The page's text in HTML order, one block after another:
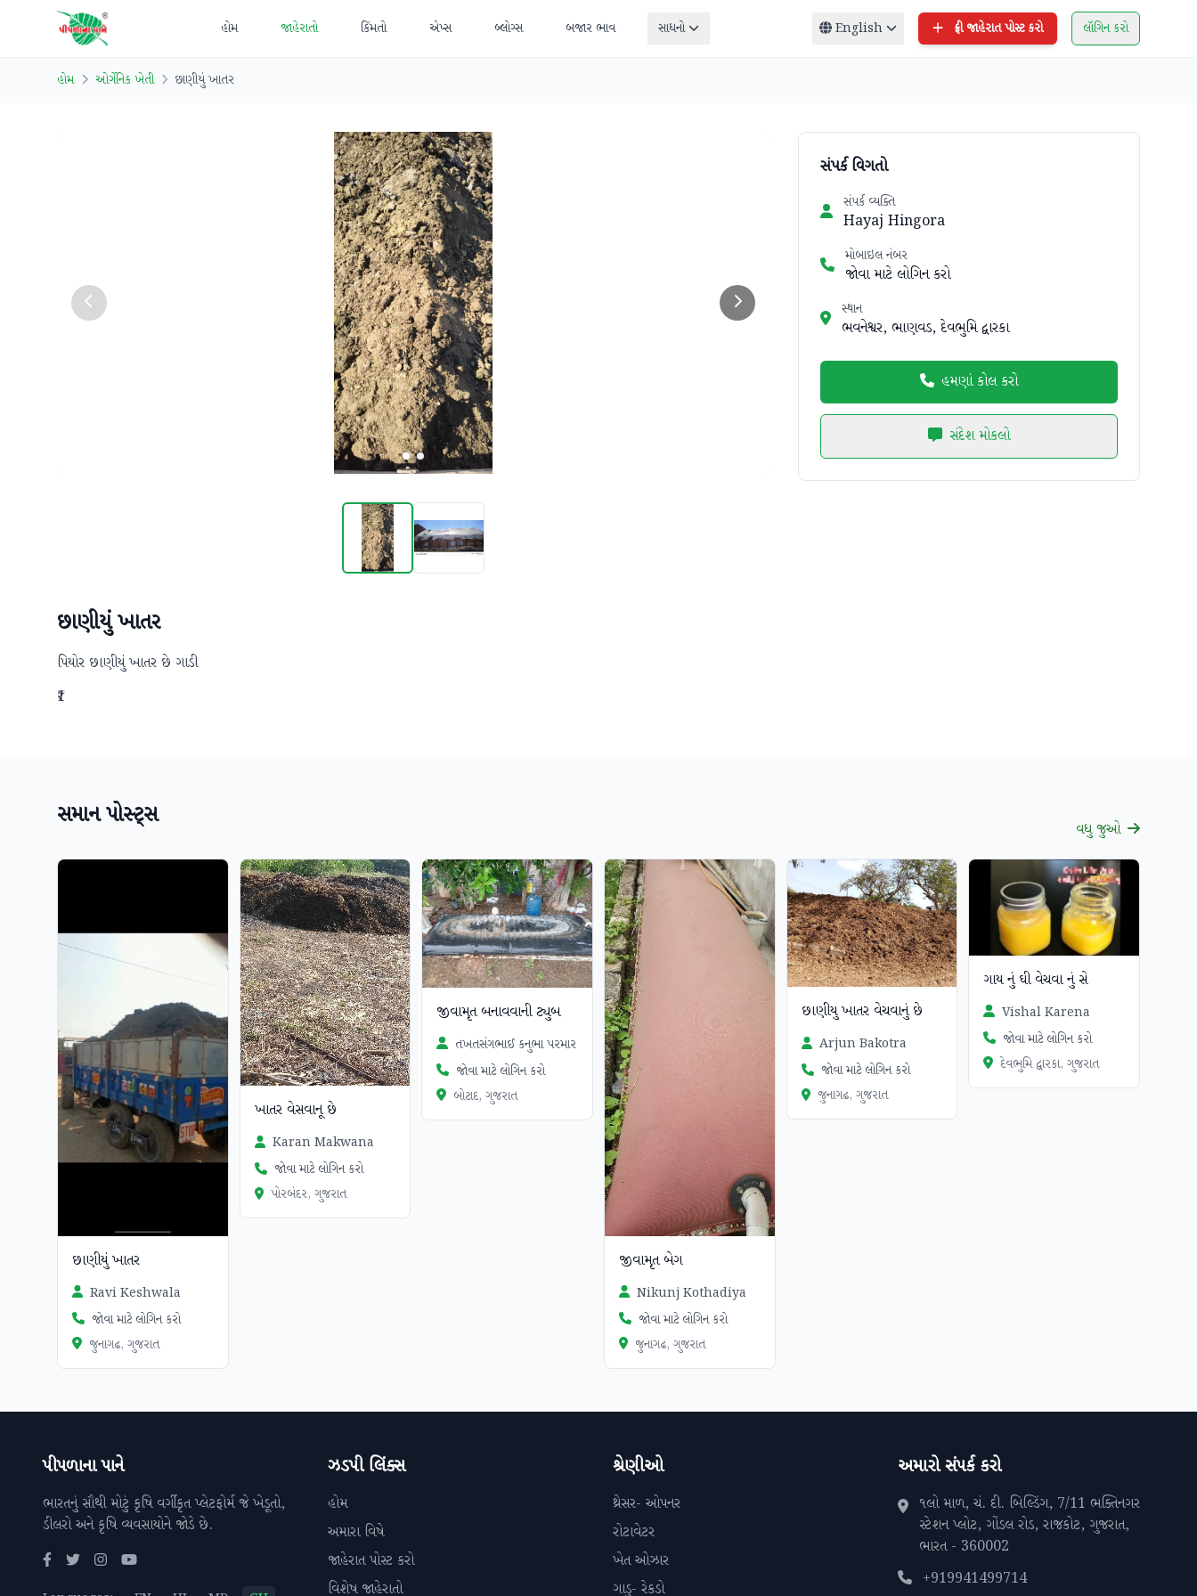
હોમ જાહેરાતો કિંમતો એપ્સ બ્લોગ્સ બજાર ભાવ સાધનો English ફ્રી જાહેરાત પોસ્ટ કરો લૉગિન કરો
હોમ ઓર્ગેનિક ખેતી છાણીયું ખાતર
છાણીયું ખાતર
પિયોર છાણીયું ખાતર છે ગાડી
₹1
સંપર્ક વિગતો
સંપર્ક વ્યક્તિ
Hayaj Hingora
મોબાઇલ નંબર
જોવા માટે લોગિન કરો
સ્થાન
ભવનેશ્વર, ભાણવડ, દેવભુમિ દ્વારકા
હમણાં કોલ કરો
સંદેશ મોકલો
સમાન પોસ્ટ્સ વધુ જુઓ
છાણીયું ખાતર
Ravi Keshwala
જોવા માટે લોગિન કરો
જુનાગઢ, ગુજરાત
ખાતર વેસવાનૂ છે
Karan Makwana
જોવા માટે લોગિન કરો
પોરબંદર, ગુજરાત
જીવામૃત બનાવવાની ટ્યુબ
તખતસંગભાઈ કનુભા પરમાર
જોવા માટે લોગિન કરો
બોટાદ, ગુજરાત
જીવામૃત બેગ
Nikunj Kothadiya
જોવા માટે લોગિન કરો
જુનાગઢ, ગુજરાત
છાણીયુ ખાતર વેચવાનું છે
Arjun Bakotra
જોવા માટે લોગિન કરો
જુનાગઢ, ગુજરાત
ગાય નું ઘી વેચવા નું સે
Vishal Karena
જોવા માટે લોગિન કરો
દેવભુમિ દ્વારકા, ગુજરાત
પીપળાના પાને
ભારતનું સૌથી મોટું કૃષિ વર્ગીકૃત પ્લેટફોર્મ જે ખેડૂતો,
ડીલરો અને કૃષિ વ્યવસાયોને જોડે છે.
ઝડપી લિંક્સ
હોમ
અમારા વિષે
જાહેરાત પોસ્ટ કરો
વિશેષ જાહેરાતો
શ્રેણીઓ
થ્રેસર- ઓપનર
રોટાવેટર
ખેત ઓઝાર
ગાડુ- રેકડો
અમારો સંપર્ક કરો
૧લો માળ, ચં. દી. બિલ્ડિંગ, 7/11 ભક્તિનગર
સ્ટેશન પ્લોટ, ગોંડલ રોડ, રાજકોટ, ગુજરાત,
ભારત - 360002
+919941499714